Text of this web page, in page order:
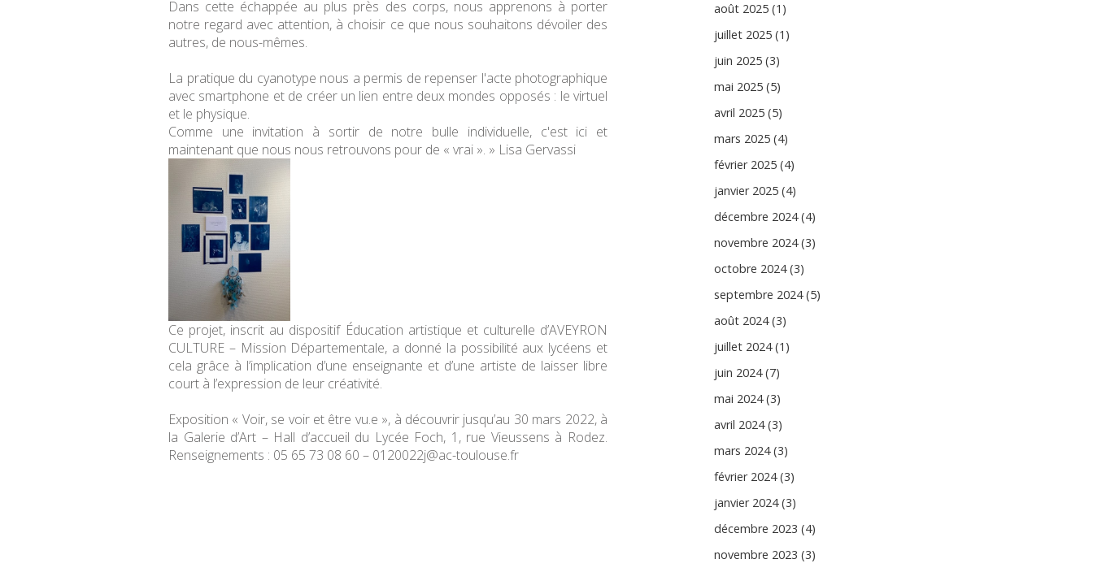
Dans cette échappée au plus près des corps, nous apprenons à porter
notre regard avec attention, à choisir ce que nous souhaitons dévoiler des
autres, de nous-mêmes.
La pratique du cyanotype nous a permis de repenser l'acte photographique
avec smartphone et de créer un lien entre deux mondes opposés : le virtuel
et le physique.
Comme une invitation à sortir de notre bulle individuelle, c'est ici et
maintenant que nous nous retrouvons pour de « vrai ». » Lisa Gervassi
Ce projet, inscrit au dispositif Éducation artistique et culturelle d’AVEYRON
CULTURE – Mission Départementale, a donné la possibilité aux lycéens et
cela grâce à l’implication d’une enseignante et d’une artiste de laisser libre
court à l’expression de leur créativité.
Exposition « Voir, se voir et être vu.e », à découvrir jusqu’au 30 mars 2022, à
la Galerie d’Art – Hall d’accueil du Lycée Foch, 1, rue Vieussens à Rodez.
Renseignements : 05 65 73 08 60 – 0120022j@ac-toulouse.fr
août 2025 (1)
juillet 2025 (1)
juin 2025 (3)
mai 2025 (5)
avril 2025 (5)
mars 2025 (4)
février 2025 (4)
janvier 2025 (4)
décembre 2024 (4)
novembre 2024 (3)
octobre 2024 (3)
septembre 2024 (5)
août 2024 (3)
juillet 2024 (1)
juin 2024 (7)
mai 2024 (3)
avril 2024 (3)
mars 2024 (3)
février 2024 (3)
janvier 2024 (3)
décembre 2023 (4)
novembre 2023 (3)